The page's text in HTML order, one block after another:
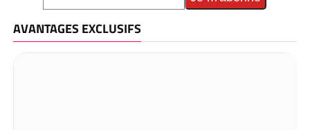
AVANTAGES EXCLUSIFS